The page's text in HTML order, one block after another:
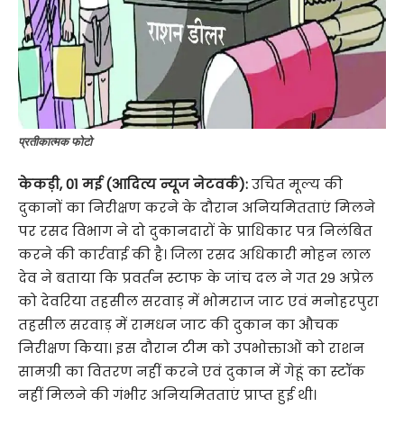
प्रतीकात्मक फोटो
केकड़ी, 01 मई (आदित्य न्यूज नेटवर्क):उचित मूल्य की
दुकानों का निरीक्षण करने के दौरान अनियमितताएं मिलने
पर रसद विभाग ने दो दुकानदारों के प्राधिकार पत्र निलंबित
करने की कार्रवाई की है। जिला रसद अधिकारी मोहन लाल
देव ने बताया कि प्रवर्तन स्टाफ के जांच दल ने गत 29 अप्रेल
को देवरिया तहसील सरवाड़ में भोमराज जाट एवं मनोहरपुरा
तहसील सरवाड़ में रामधन जाट की दुकान का औचक
निरीक्षण किया। इस दौरान टीम को उपभोक्ताओं को राशन
सामग्री का वितरण नहीं करने एवं दुकान में गेहूं का स्टॉक
नहीं मिलने की गंभीर अनियमितताएं प्राप्त हुई थी।